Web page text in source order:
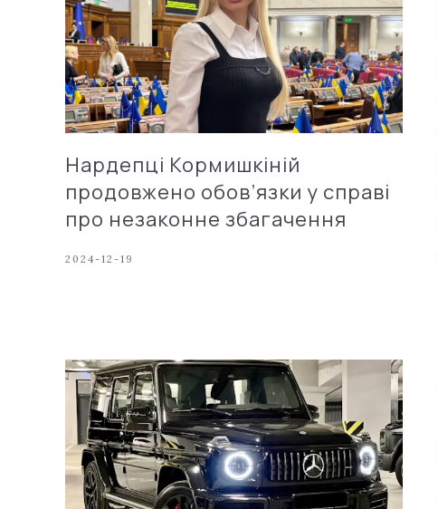
Нардепці Кормишкіній
продовжено обов’язки у справі
про незаконне збагачення
2024-12-19